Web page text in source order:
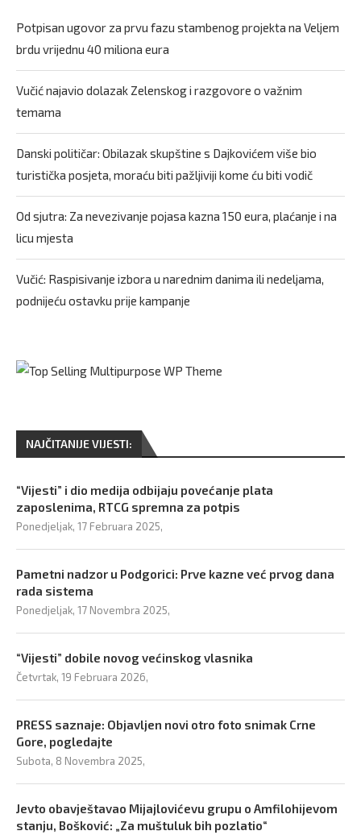
Potpisan ugovor za prvu fazu stambenog projekta na Veljem
brdu vrijednu 40 miliona eura
Vučić najavio dolazak Zelenskog i razgovore o važnim
temama
Danski političar: Obilazak skupštine s Dajkovićem više bio
turistička posjeta, moraću biti pažljiviji kome ću biti vodič
Od sjutra: Za nevezivanje pojasa kazna 150 eura, plaćanje i na
licu mjesta
Vučić: Raspisivanje izbora u narednim danima ili nedeljama,
podnijeću ostavku prije kampanje
NAJČITANIJE VIJESTI:
“Vijesti” i dio medija odbijaju povećanje plata
zaposlenima, RTCG spremna za potpis
Ponedjeljak, 17 Februara 2025,
Pametni nadzor u Podgorici: Prve kazne već prvog dana
rada sistema
Ponedjeljak, 17 Novembra 2025,
“Vijesti” dobile novog većinskog vlasnika
Četvrtak, 19 Februara 2026,
PRESS saznaje: Objavljen novi otro foto snimak Crne
Gore, pogledajte
Subota, 8 Novembra 2025,
Jevto obavještavao Mijajlovićevu grupu o Amfilohijevom
stanju, Bošković: „Za muštuluk bih pozlatio“